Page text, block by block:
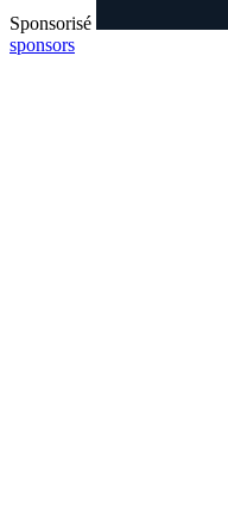
Sponsorisé
sponsors